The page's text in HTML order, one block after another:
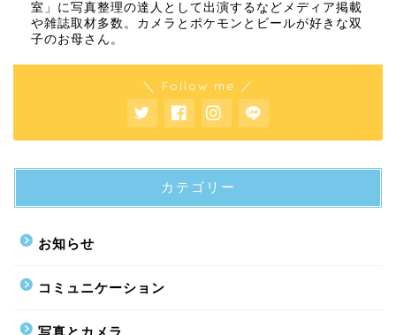
室」に写真整理の達人として出演するなどメディア掲載
や雑誌取材多数。カメラとポケモンとビールが好きな双
子のお母さん。
＼ Follow me ／
カテゴリー
お知らせ
コミュニケーション